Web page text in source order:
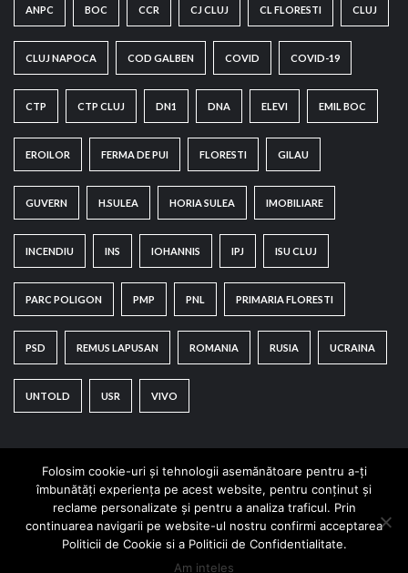
ANPC BOC CCR CJ CLUJ CL FLORESTI CLUJ
CLUJ NAPOCA COD GALBEN COVID COVID-19
CTP CTP CLUJ DN1 DNA ELEVI EMIL BOC
EROILOR FERMA DE PUI FLORESTI GILAU
GUVERN H.SULEA HORIA SULEA IMOBILIARE
INCENDIU INS IOHANNIS IPJ ISU CLUJ
PARC POLIGON PMP PNL PRIMARIA FLORESTI
PSD REMUS LAPUSAN ROMANIA RUSIA UCRAINA
UNTOLD USR VIVO
Copyright © All rights reserved.|CoverNewsby AF
themes.
Folosim cookie-uri și tehnologii asemănătoare pentru a-ți
îmbunătăți experiența pe acest website, pentru conținut și
reclame personalizate și pentru a analiza traficul. Prin
continuarea navigarii pe website-ul nostru confirmi acceptarea
Politicii de Cookie si a Politicii de Confidentialitate.
Am inteles